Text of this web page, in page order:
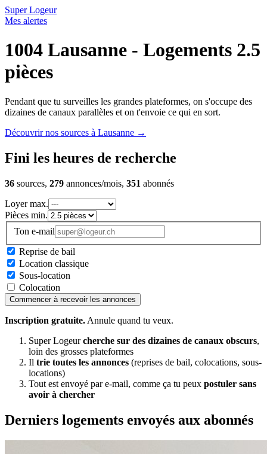
Super Logeur
Mes alertes
1004 Lausanne - Logements 2.5
pièces
Pendant que tu surveilles les grandes plateformes, on s'occupe des
dizaines de canaux parallèles et on t'envoie ce qui en sort.
Découvrir nos sources à Lausanne →
Fini les heures de recherche
36 sources, 279 annonces/mois, 351 abonnés
Loyer max.
Pièces min.
Ton e-mail
Reprise de bail
Location classique
Sous-location
Colocation
Commencer à recevoir les annonces
Inscription gratuite. Annule quand tu veux.
Super Logeurcherche sur des dizaines de canaux obscurs,
loin des grosses plateformes
Il trie toutes les annonces (reprises de bail, colocations, sous-
locations)
Tout est envoyé par e-mail, comme ça tu peux postuler sans
avoir à chercher
Derniers logements envoyés aux abonnés